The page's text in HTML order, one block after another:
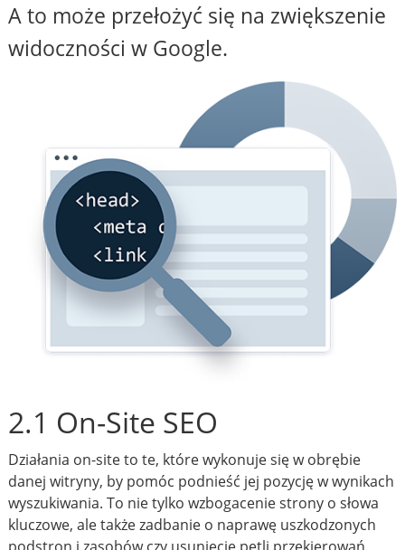
A to może przełożyć się na zwiększenie
widoczności w Google.
2.1 On-Site SEO
Działania on-site to te, które wykonuje się w obrębie
danej witryny, by pomóc podnieść jej pozycję w wynikach
wyszukiwania. To nie tylko wzbogacenie strony o słowa
kluczowe, ale także zadbanie o naprawę uszkodzonych
podstron i zasobów czy usunięcie pętli przekierowań.